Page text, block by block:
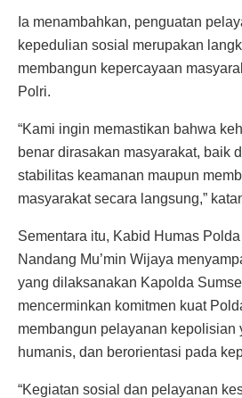
Ia menambahkan, penguatan
kepedulian sosial merupakan
membangun kepercayaan
Polri.
“Kami ingin memastikan bahwa
benar dirasakan masyarakat, baik
stabilitas keamanan maupun
masyarakat secara langsung,”
Sementara itu, Kabid Humas
Nandang Mu’min Wijaya
yang dilaksanakan Kapolda
mencerminkan komitmen kuat
membangun pelayanan kepolisian
humanis, dan berorientasi pada
“Kegiatan sosial dan pelayanan